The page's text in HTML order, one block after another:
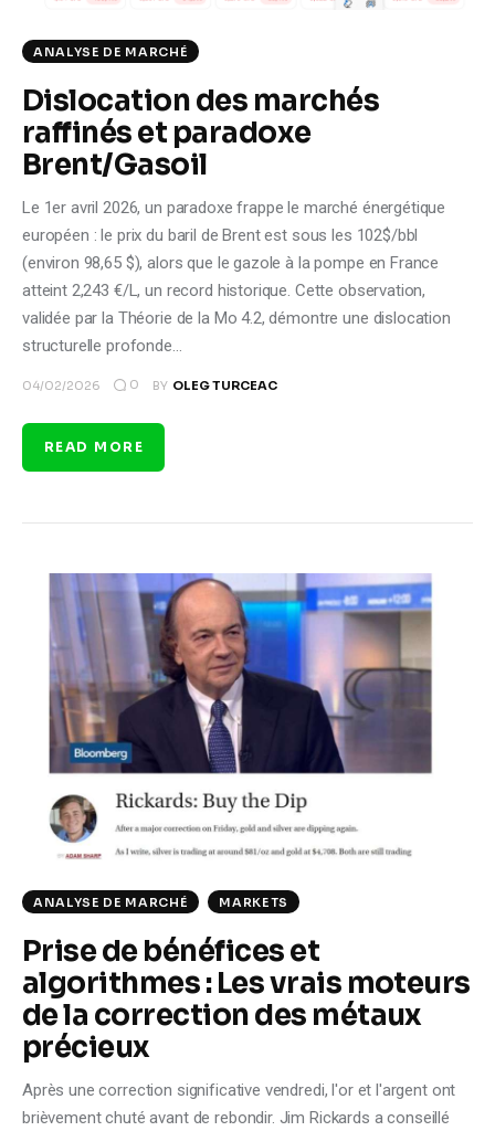
ANALYSE DE MARCHÉ
Dislocation des marchés
raffinés et paradoxe
Brent/Gasoil
Le 1er avril 2026, un paradoxe frappe le marché énergétique
européen : le prix du baril de Brent est sous les 102$/bbl
(environ 98,65 $), alors que le gazole à la pompe en France
atteint 2,243 €/L, un record historique. Cette observation,
validée par la Théorie de la Mo 4.2, démontre une dislocation
structurelle profonde…
04/02/2026 0 BY OLEG TURCEAC
READ MORE
ANALYSE DE MARCHÉ MARKETS
Prise de bénéfices et
algorithmes : Les vrais moteurs
de la correction des métaux
précieux
Après une correction significative vendredi, l'or et l'argent ont
brièvement chuté avant de rebondir. Jim Rickards a conseillé